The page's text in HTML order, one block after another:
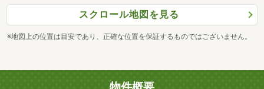
スクロール地図を見る
※地図上の位置は目安であり、正確な位置を保証するものではございません。